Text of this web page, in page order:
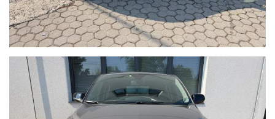
Targa, chilometri, accessori principali e stato della vettura
(meglio se con foto allegate). Con queste informazioni
potremo effettuare una valutazione più accurata.
Contattaci per maggiori informazioni.
AUTO MOTO CRIPPA DI CRIPPA GABRIELE